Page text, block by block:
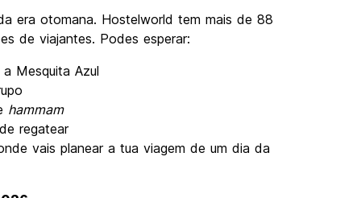
era otomana. Hostelworld tem mais de 88
de viajantes. Podes esperar:
Mesquita Azul
hammam
regatear
vais planear a tua viagem de um dia da